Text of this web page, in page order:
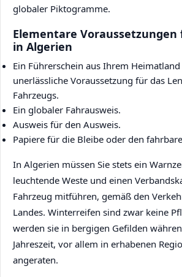
globaler Piktogramme.
Elementare Voraussetzungen
in Algerien
Ein Führerschein aus Ihrem
unerlässliche Voraussetzung für das
Fahrzeugs.
Ein globaler Fahrausweis.
Ausweis für den Ausweis.
Papiere für die Bleibe oder den
In Algerien müssen Sie stets ein
leuchtende Weste und einen
Fahrzeug mitführen, gemäß den
Landes. Winterreifen sind zwar keine
werden sie in bergigen Gefilden
Jahreszeit, vor allem in erhabenen
angeraten.